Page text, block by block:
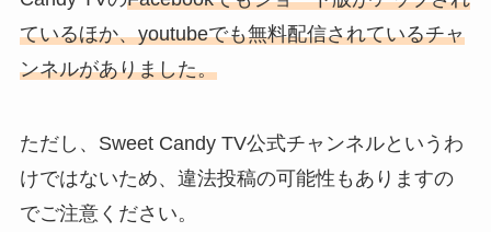
ているほか、youtubeでも無料配信されているチャ
ンネルがありました。
ただし、Sweet Candy TV公式チャンネルというわ
けではないため、違法投稿の可能性もありますの
でご注意ください。